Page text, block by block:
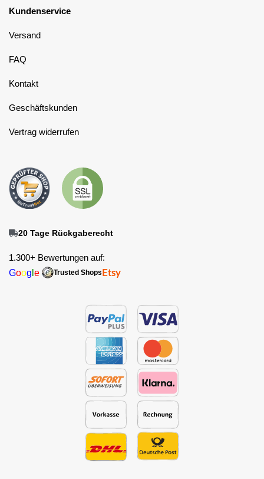
Kundenservice
Versand
FAQ
Kontakt
Geschäftskunden
Vertrag widerrufen
20 Tage Rückgaberecht
1.300+ Bewertungen auf:
Goog e Trusted Shops Etsy